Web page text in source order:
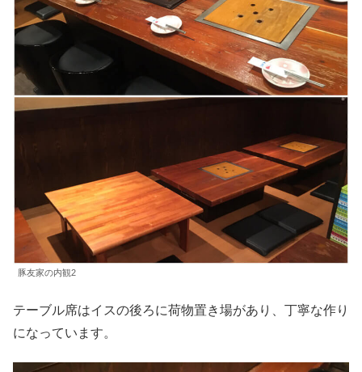
豚友家の内観2
テーブル席はイスの後ろに荷物置き場があり、丁寧な作り
になっています。